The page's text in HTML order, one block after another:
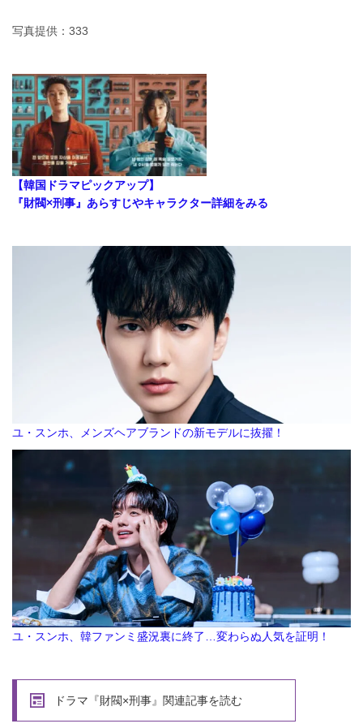
写真提供：333
【韓国ドラマピックアップ】
『財閥×刑事』あらすじやキャラクター詳細をみる
ユ・スンホ、メンズヘアブランドの新モデルに抜擢！
ユ・スンホ、韓ファンミ盛況裏に終了…変わらぬ人気を証明！
ドラマ『財閥×刑事』関連記事を読む